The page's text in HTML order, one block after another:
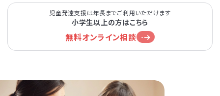
児童発達支援は年長までご利用いただけます
小学生以上の方はこちら
無料オンライン相談
春日部市
富士見市
さいたま市北区
中央区
千代田区
練馬区
鎌倉市
相模原市緑区
横浜市磯子区
茨木市
堺市堺区
門真市向島町